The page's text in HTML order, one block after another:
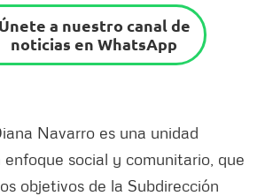
Únete a nuestro canal de
noticias en WhatsApp
Navarro es una unidad
social y comunitario, que
objetivos de la Subdirección